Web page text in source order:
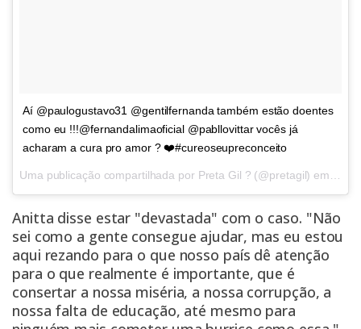
Aí @paulogustavo31 @gentilfernanda também estão doentes
como eu !!!@fernandalimaoficial @pabllovittar vocês já
acharam a cura pro amor ? ❤️#cureoseupreconceito
Anitta disse estar "devastada" com o caso. "Não
sei como a gente consegue ajudar, mas eu estou
aqui rezando para o que nosso país dê atenção
para o que realmente é importante, que é
consertar a nossa miséria, a nossa corrupção, a
nossa falta de educação, até mesmo para